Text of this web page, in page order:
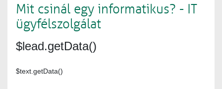
Mit csinál egy informatikus? - IT
ügyfélszolgálat
$lead.getData()
$text.getData()